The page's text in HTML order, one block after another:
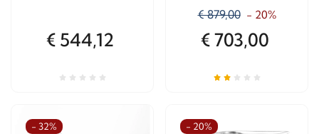
€ 544,12
€ 879,00 - 20%
€ 703,00
- 32% - 20%